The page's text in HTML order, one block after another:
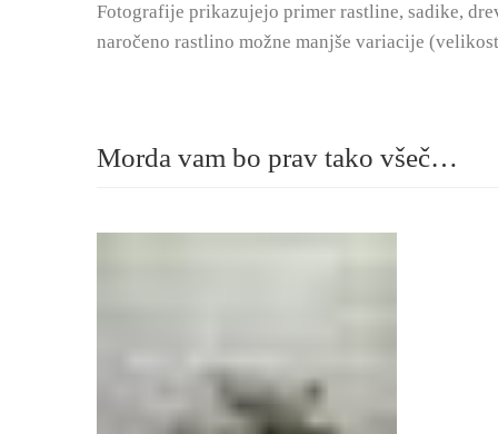
Fotografije prikazujejo primer rastline, sadike,
naročeno rastlino možne manjše variacije
Morda vam bo prav tako všeč…